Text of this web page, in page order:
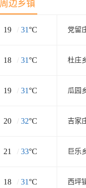
周边乡镇
19 / 31°C 党留
18 / 31°C 杜庄
19 / 31°C 瓜园
20 / 32°C 吉家
21 / 33°C 巨乐
18 / 31°C 西坪